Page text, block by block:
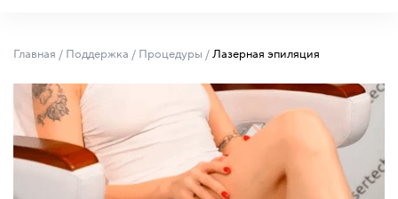
Главная / Поддержка / Процедуры /Лазерная эпиляция